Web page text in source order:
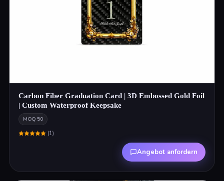
Carbon Fiber Graduation Card | 3D Embossed Gold Foil
| Custom Waterproof Keepsake
MOQ 50
(1)
Angebot anfordern